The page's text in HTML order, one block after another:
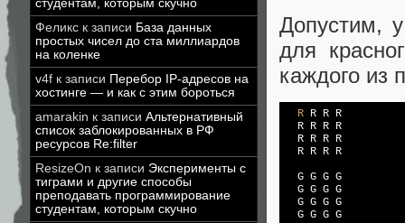
студентам, которым скучно
Феликс к записи База данных
простых чисел до ста миллиардов
на коленке
v4f к записи Перебор IP-адресов на
хостинге — и как с этим бороться
amarakin к записи Альтернативный
список заблокированных в РФ
ресурсов Re:filter
ResizeOn к записи Эксперименты с
тиграми и другие способы
преподавать программирование
студентам, которым скучно
Допустим,
для
каждого из
R R R R
  R R R R
  R R R R
  R R R R
  G G G G
  G G G G
  G G G G
  G G G G